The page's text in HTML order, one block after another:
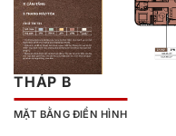
THÁP B
MẶT BẰNG ĐIỂN HÌNH